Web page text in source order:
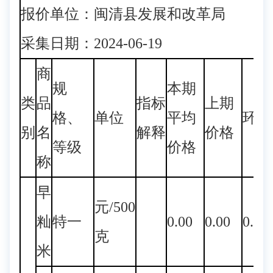
报价单位：闽清县发展和改革局
采集日期：2024-06-19
类
别
商
品
名
称
规
格、
等级
单位
指标
解释
本期
平均
价格
上期
价格
环比
早
籼
米
特一
元/500
克
0.00 0.00 0.00